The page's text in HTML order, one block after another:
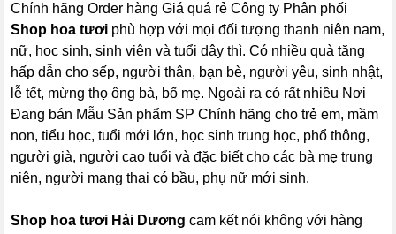
Chính hãng Order hàng Giá quá rẻ Công ty Phân phối
Shop hoa tươi phù hợp với mọi đối tượng thanh niên nam,
nữ, học sinh, sinh viên và tuổi dậy thì. Có nhiều quà tặng
hấp dẫn cho sếp, người thân, bạn bè, người yêu, sinh nhật,
lễ tết, mừng thọ ông bà, bố mẹ. Ngoài ra có rất nhiều Nơi
Đang bán Mẫu Sản phẩm SP Chính hãng cho trẻ em, mầm
non, tiểu học, tuổi mới lớn, học sinh trung học, phổ thông,
người già, người cao tuổi và đặc biết cho các bà mẹ trung
niên, người mang thai có bầu, phụ nữ mới sinh.
Shop hoa tươi Hải Dương cam kết nói không với hàng